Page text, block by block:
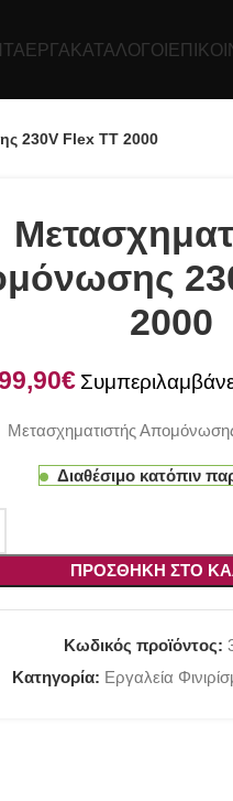
ΕΡΓΑ ΚΑΤΆΛΟΓΟΙ
230V Flex TT 2000
2000
€
Μετασχηματιστής
Διαθέσιμο κατόπιν
ΠΡΟΣΘΉΚΗ ΣΤΟ
Κωδικός προϊόντος:
Κατηγορία: Εργαλεία